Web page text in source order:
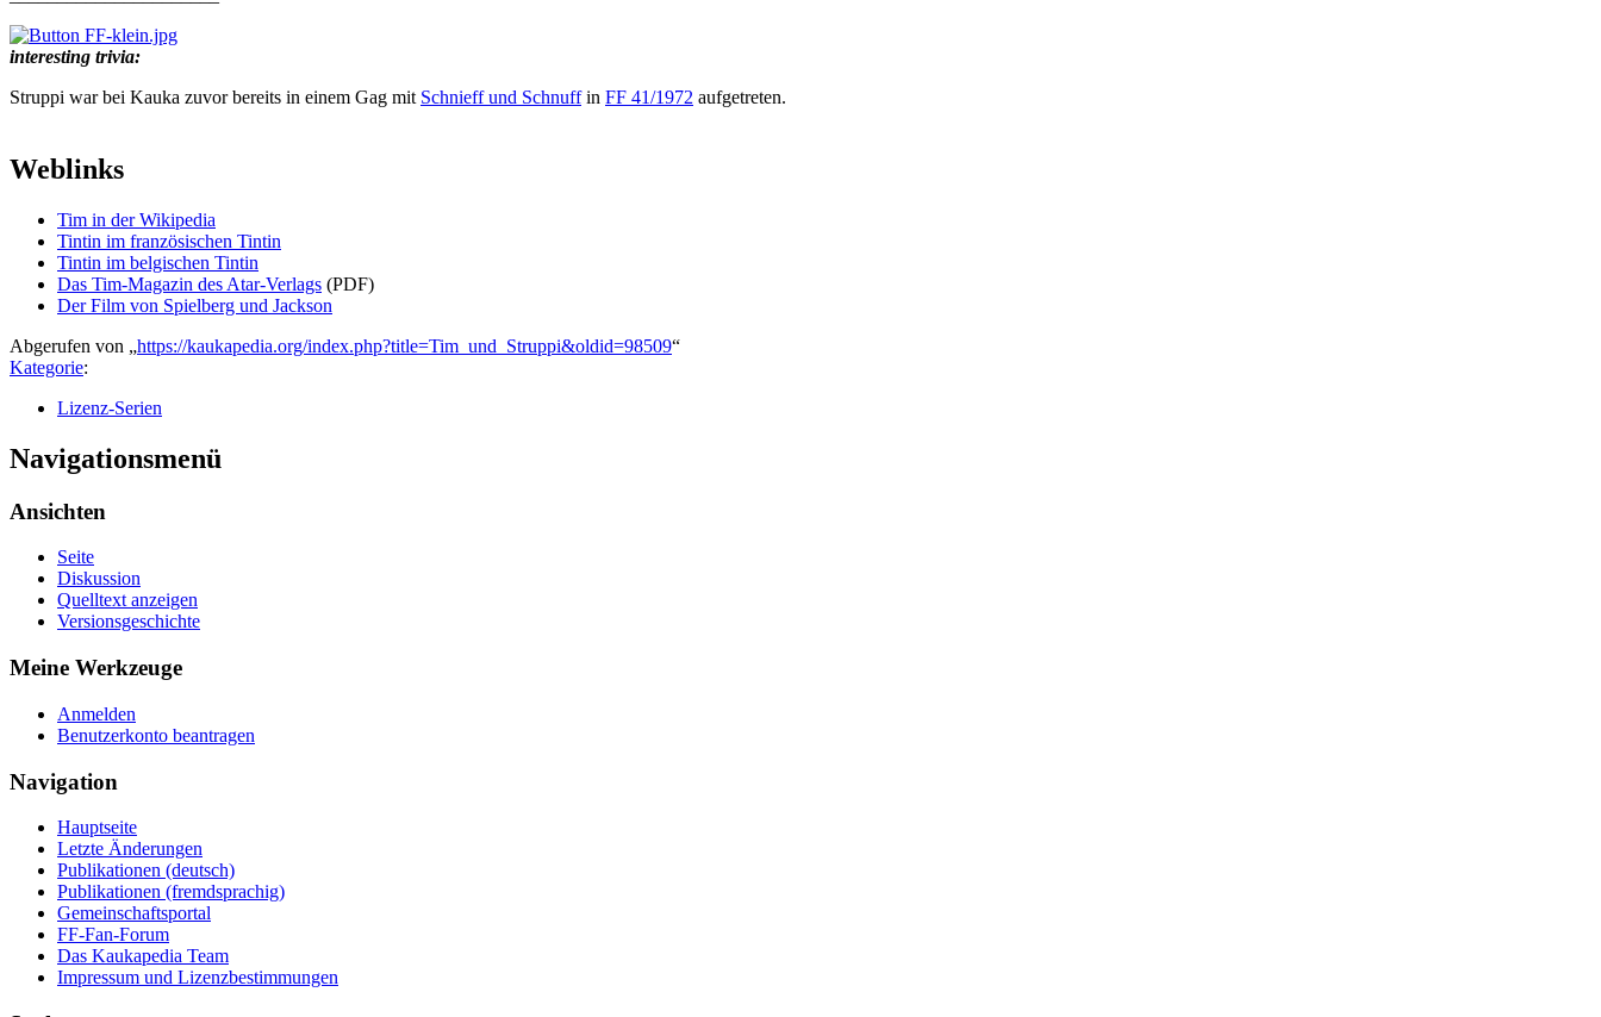
interesting trivia:
Struppi war bei Kauka zuvor bereits in einem Gag mit Schnieff und Schnuffin FF 41/1972 aufgetreten.
Weblinks
Tim in der Wikipedia
Tintin im französischen Tintin
Tintin im belgischen Tintin
Das Tim-Magazin des Atar-Verlags (PDF)
Der Film von Spielberg und Jackson
Abgerufen von „https://kaukapedia.org/index.php?title=Tim_und_Struppi&oldid=98509“
Kategorie:
Lizenz-Serien
Navigationsmenü
Ansichten
Seite
Diskussion
Quelltext anzeigen
Versionsgeschichte
Meine Werkzeuge
Anmelden
Benutzerkonto beantragen
Navigation
Hauptseite
Letzte Änderungen
Publikationen (deutsch)
Publikationen (fremdsprachig)
Gemeinschaftsportal
FF-Fan-Forum
Das Kaukapedia Team
Impressum und Lizenzbestimmungen